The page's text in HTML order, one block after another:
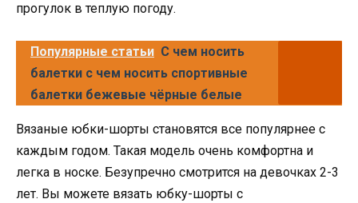
прогулок в теплую погоду.
Популярные статьи С чем носить
балетки с чем носить спортивные
балетки бежевые чёрные белые
Вязаные юбки-шорты становятся все популярнее с
каждым годом. Такая модель очень комфортна и
легка в носке. Безупречно смотрится на девочках 2-3
лет. Вы можете вязать юбку-шорты с